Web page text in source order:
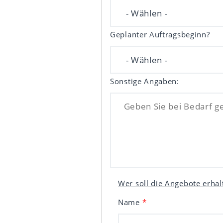
Geplanter Auftragsbeginn?
Sonstige Angaben:
Wer soll die Angebote
Name *